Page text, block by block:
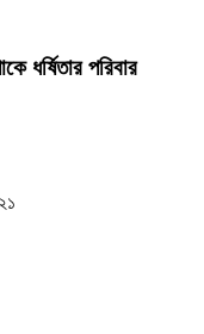
ধর্ষিতার পরিবার